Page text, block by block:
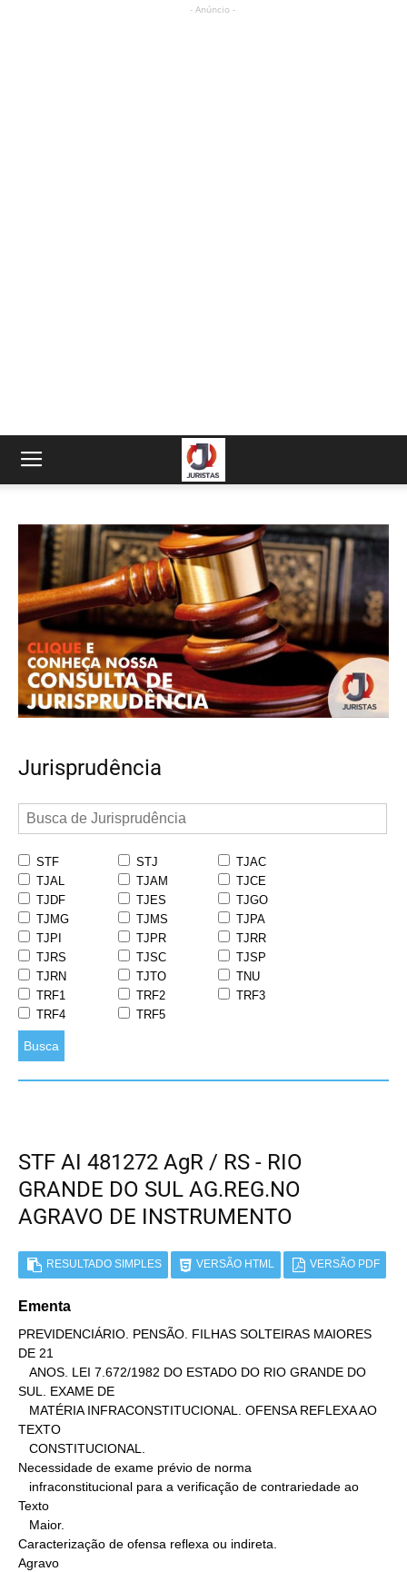
- Anúncio -
Jurisprudência
STF STJ
TJAC
TJAL
TJAM
TJCE
TJDF
TJES
TJGO
TJMG
TJMS
TJPA
TJPI
TJPR
TJRR
TJRS
TJSC
TJSP
TJRN
TJTO
TNU
TRF1
TRF2
TRF3
TRF4
TRF5
Busca
STF AI 481272 AgR / RS - RIO
GRANDE DO SUL AG.REG.NO
AGRAVO DE INSTRUMENTO
RESULTADO SIMPLES VERSÃO HTML VERSÃO PDF
Ementa
PREVIDENCIÁRIO. PENSÃO. FILHAS SOLTEIRAS MAIORES
DE 21
SUL. EXAME DE
TEXTO
Necessidade de exame prévio de norma
Texto
Caracterização de ofensa reflexa ou indireta.
Agravo